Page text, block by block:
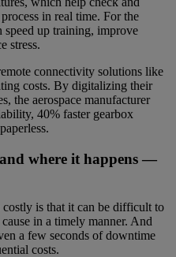
in real time. For the
up training, improve
stress.
connectivity solutions like
costs. By digitalizing their
the aerospace manufacturer
40% faster gearbox
where it happens —
costly is that it can be difficult to
in a timely manner. And
a few seconds of downtime
costs.